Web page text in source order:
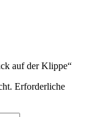
auf der Klippe“
Erforderliche